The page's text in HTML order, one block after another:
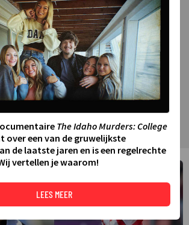
The Idaho Murders: College
over een van de gruwelijkste
de laatste jaren en is een regelrechte
vertellen je waarom!
LEES MEER